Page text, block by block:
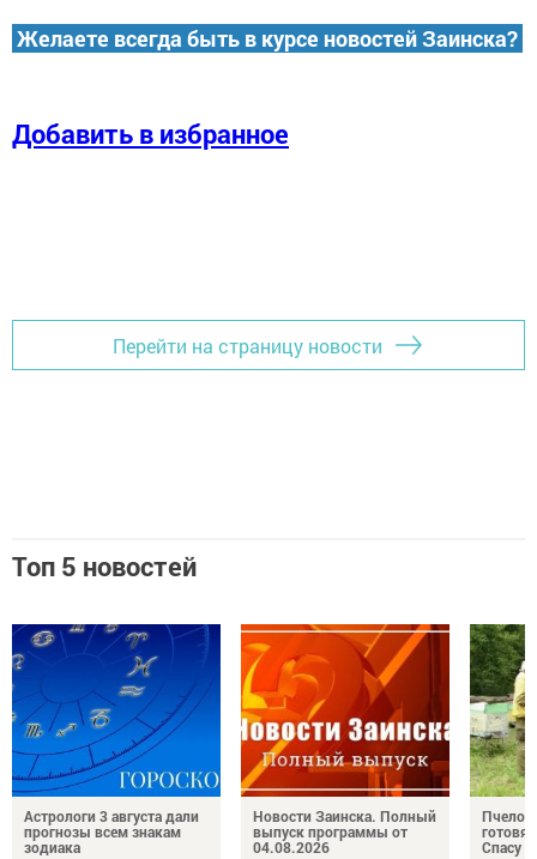
Желаете всегда быть в курсе новостей Заинска?
Добавить в избранное
Перейти на страницу новости
Топ 5 новостей
Астрологи 3 августа дали
прогнозы всем знакам
зодиака
Новости Заинска. Полный
выпуск программы от
04.08.2026
Спасу